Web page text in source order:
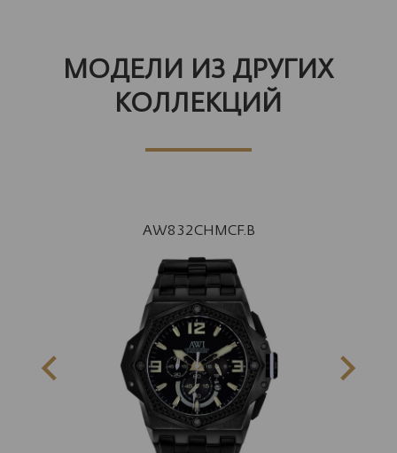
МОДЕЛИ ИЗ ДРУГИХ
КОЛЛЕКЦИЙ
AW832CHMCF.B